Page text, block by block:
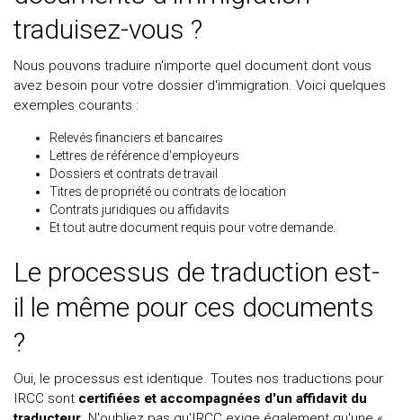
traduisez-vous ?
Nous pouvons traduire n'importe quel document dont vous
avez besoin pour votre dossier d'immigration. Voici quelques
exemples courants :
Relevés financiers et bancaires
Lettres de référence d'employeurs
Dossiers et contrats de travail
Titres de propriété ou contrats de location
Contrats juridiques ou affidavits
Et tout autre document requis pour votre demande.
Le processus de traduction est-
il le même pour ces documents
?
Oui, le processus est identique. Toutes nos traductions pour
IRCC sont certifiées et accompagnées d'un affidavit du